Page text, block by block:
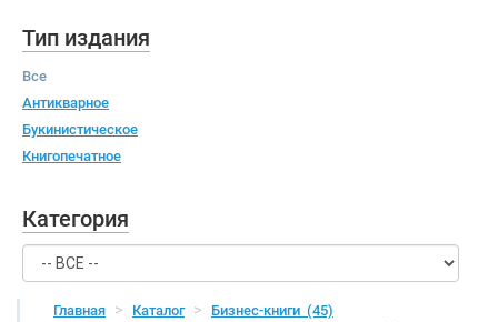
Тип издания
Все
Антикварное
Букинистическое
Книгопечатное
Категория
Главная Каталог Бизнес-книги (45)